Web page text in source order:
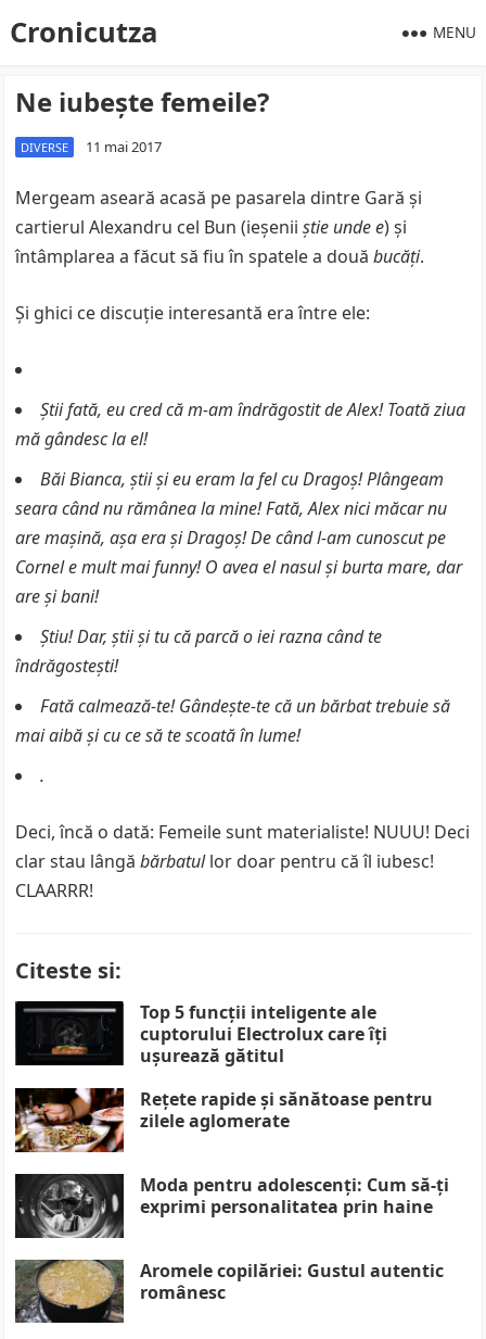
Cronicutza MENU
Ne iubeşte femeile?
DIVERSE 11 mai 2017
Mergeam aseară acasă pe pasarela dintre Gară şi
cartierul Alexandru cel Bun (ieşeniiştie unde e) şi
întâmplarea a făcut să fiu în spatele a douăbucăţi.
Şi ghici ce discuţie interesantă era între ele:
Ştii fată, eu cred că m-am îndrăgostit de Alex! Toată ziua
mă gândesc la el!
Băi Bianca, ştii şi eu eram la fel cu Dragoş! Plângeam
seara când nu rămânea la mine! Fată, Alex nici măcar nu
are maşină, aşa era şi Dragoş! De când l-am cunoscut pe
Cornel e mult mai funny! O avea el nasul şi burta mare, dar
are şi bani!
Ştiu! Dar, ştii şi tu că parcă o iei razna când te
îndrăgosteşti!
Fată calmează-te! Gândeşte-te că un bărbat trebuie să
mai aibă şi cu ce să te scoată în lume!
.
Deci, încă o dată: Femeile sunt materialiste! NUUU! Deci
clar stau lângăbărbatullor doar pentru că îl iubesc!
CLAARRR!
Citeste si:
Top 5 funcții inteligente ale
cuptorului Electrolux care îți
ușurează gătitul
Rețete rapide și sănătoase pentru
zilele aglomerate
Moda pentru adolescenți: Cum să-ți
exprimi personalitatea prin haine
Aromele copilăriei: Gustul autentic
românesc